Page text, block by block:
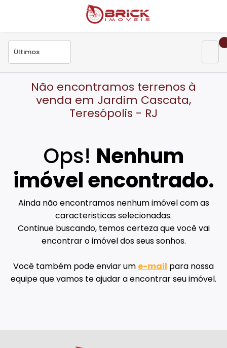
Não encontramos terrenos à
venda em Jardim Cascata,
Teresópolis - RJ
Ops! Nenhum
imóvel encontrado.
Ainda não encontramos nenhum imóvel com as
caracteristicas selecionadas.
Continue buscando, temos certeza que você vai
encontrar o imóvel dos seus sonhos.
Você também pode enviar um e-mail para nossa
equipe que vamos te ajudar a encontrar seu imóvel.